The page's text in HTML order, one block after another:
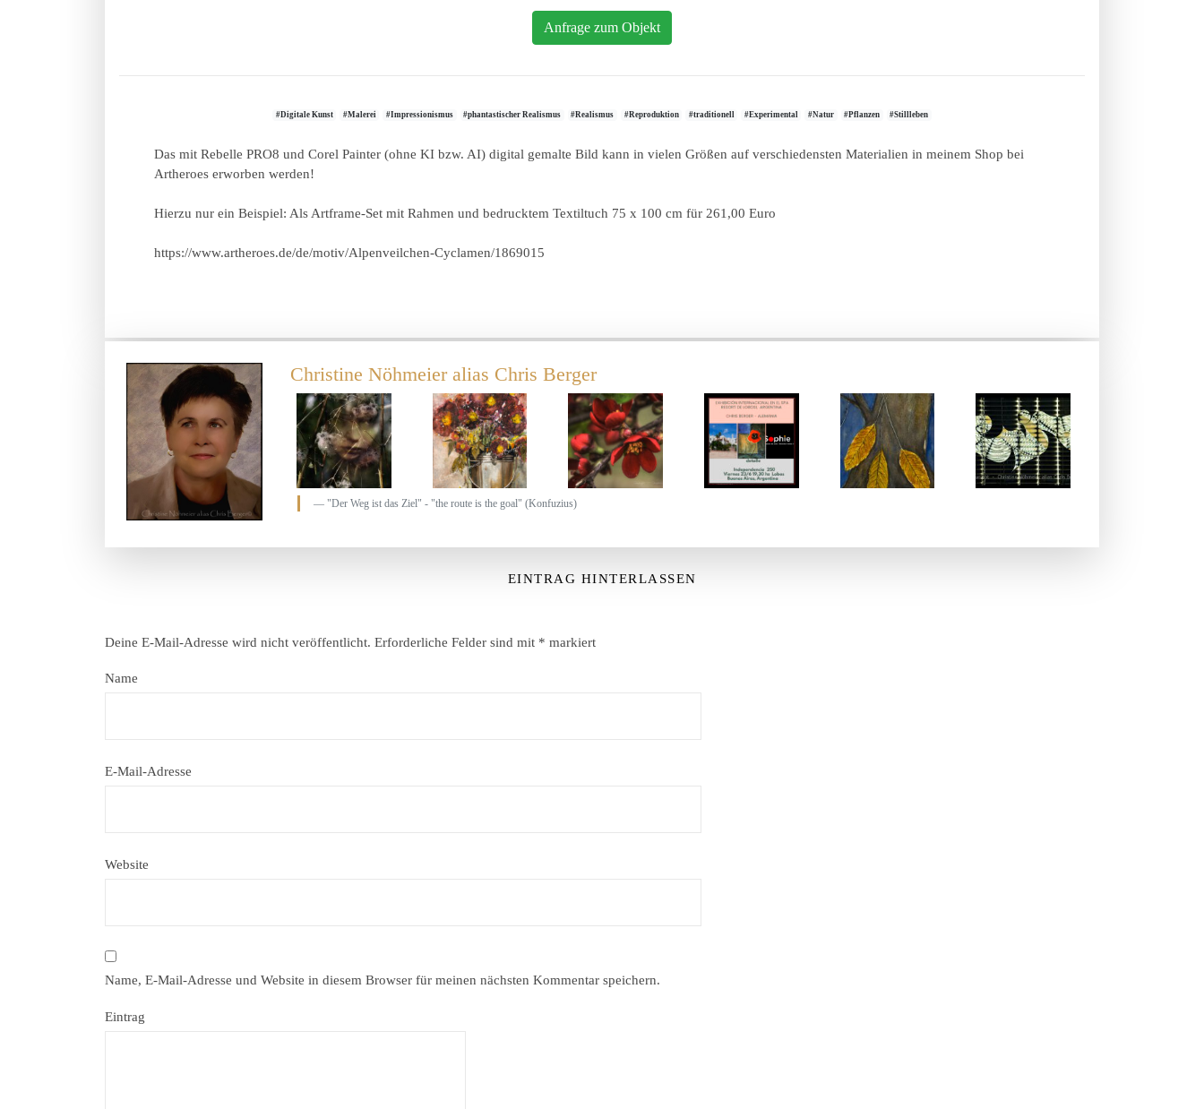
Anfrage zum Objekt
#Digitale Kunst #Malerei #Impressionismus #phantastischer Realismus #Realismus #Reproduktion #traditionell #Experimental #Natur #Pflanzen #Stillleben
Das mit Rebelle PRO8 und Corel Painter (ohne KI bzw. AI) digital gemalte Bild kann in vielen Größen auf verschiedensten Materialien in meinem Shop bei
Artheroes erworben werden!
Hierzu nur ein Beispiel: Als Artframe-Set mit Rahmen und bedrucktem Textiltuch 75 x 100 cm für 261,00 Euro
https://www.artheroes.de/de/motiv/Alpenveilchen-Cyclamen/1869015
Christine Nöhmeier alias Chris Berger
"Der Weg ist das Ziel" - "the route is the goal" (Konfuzius)
EINTRAG HINTERLASSEN
Deine E-Mail-Adresse wird nicht veröffentlicht. Erforderliche Felder sind mit * markiert
Name
E-Mail-Adresse
Website
Name, E-Mail-Adresse und Website in diesem Browser für meinen nächsten Kommentar speichern.
Eintrag